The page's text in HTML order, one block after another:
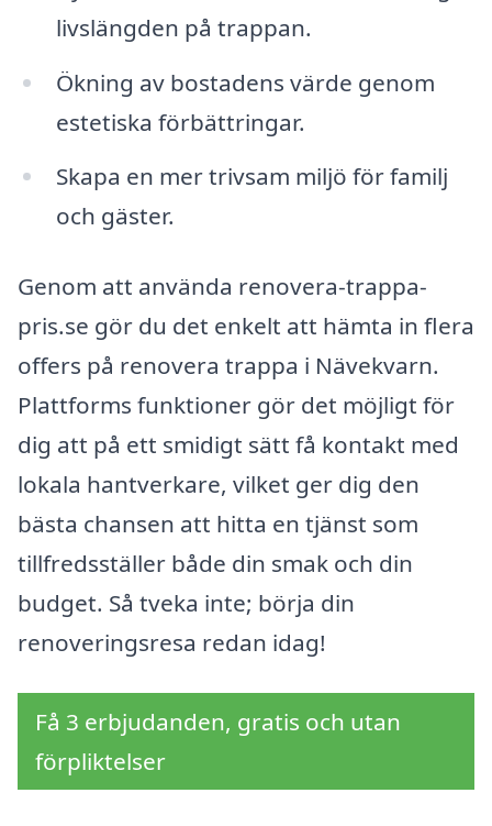
livslängden på trappan.
Ökning av bostadens värde genom
estetiska förbättringar.
Skapa en mer trivsam miljö för familj
och gäster.
Genom att använda renovera-trappa-
pris.se gör du det enkelt att hämta in flera
offers på renovera trappa i Nävekvarn.
Plattforms funktioner gör det möjligt för
dig att på ett smidigt sätt få kontakt med
lokala hantverkare, vilket ger dig den
bästa chansen att hitta en tjänst som
tillfredsställer både din smak och din
budget. Så tveka inte; börja din
renoveringsresa redan idag!
Få 3 erbjudanden, gratis och utan
förpliktelser